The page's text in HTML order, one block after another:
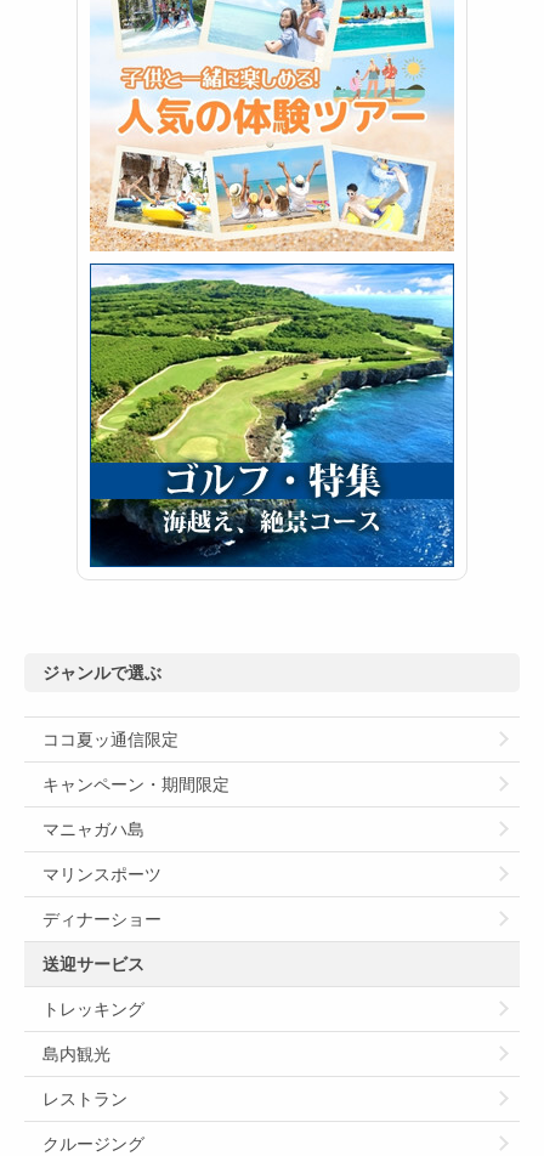
ジャンルで選ぶ
ココ夏ッ通信限定
キャンペーン・期間限定
マニャガハ島
マリンスポーツ
ディナーショー
送迎サービス
トレッキング
島内観光
レストラン
クルージング